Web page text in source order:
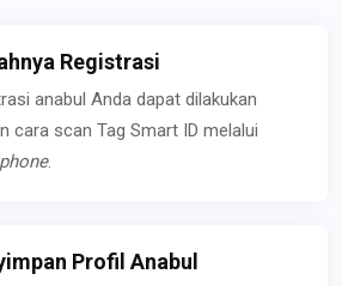
Registrasi
anabul Anda dapat dilakukan
cara scan Tag Smart ID melalui
.
Profil Anabul